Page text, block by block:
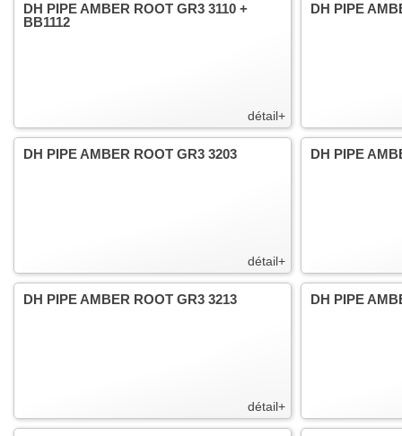
détail+
DH PIPE AMBER ROOT GR3 3110 +
BB1112
DH PIPE
détail+
DH PIPE AMBER ROOT GR3 3203 DH PIPE
détail+
DH PIPE AMBER ROOT GR3 3213 DH PIPE